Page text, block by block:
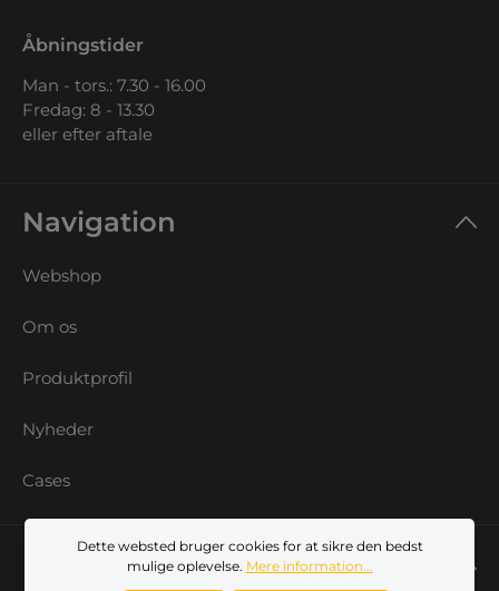
Åbningstider
Man - tors.: 7.30 - 16.00
Fredag: 8 - 13.30
eller efter aftale
Navigation
Webshop
Om os
Produktprofil
Nyheder
Cases
Min konto
Dette websted bruger cookies for at sikre den bedst
mulige oplevelse. Mere information...